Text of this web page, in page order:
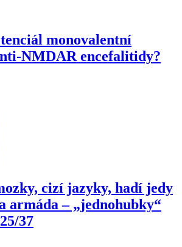
monovalentní
NMDAR encefalitidy?
cizí jazyky, hadí jedy
armáda –⁠ „jednohubky“
37